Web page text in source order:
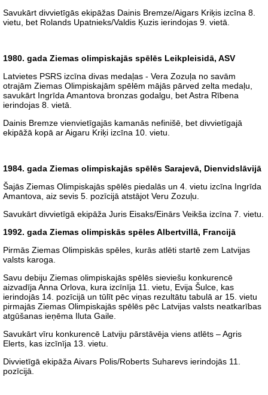
Savukārt divvietīgās ekipāžas Dainis Bremze/Aigars Kriķis izcīna 8.
vietu, bet Rolands Upatnieks/Valdis Ķuzis ierindojas 9. vietā.
1980. gada Ziemas olimpiskajās spēlēs Leikpleisidā, ASV
Latvietes PSRS izcīna divas medaļas - Vera Zozuļa no savām
otrajām Ziemas Olimpiskajām spēlēm mājās pārved zelta medaļu,
savukārt Ingrīda Amantova bronzas godalgu, bet Astra Rībena
ierindojas 8. vietā.
Dainis Bremze vienvietīgajās kamanās nefinišē, bet divvietīgajā
ekipāžā kopā ar Aigaru Kriķi izcīna 10. vietu.
1984. gada Ziemas olimpiskajās spēlēs Sarajevā, Dienvidslāvijā
Šajās Ziemas Olimpiskajās spēlēs piedalās un 4. vietu izcīna Ingrīda
Amantova, aiz sevis 5. pozīcijā atstājot Veru Zozuļu.
Savukārt divvietīgā ekipāža Juris Eisaks/Einārs Veikša izcīna 7. vietu.
1992. gada Ziemas olimpiskās spēles Albertvillā, Francijā
Pirmās Ziemas Olimpiskās spēles, kurās atlēti startē zem Latvijas
valsts karoga.
Savu debiju Ziemas olimpiskajās spēlēs sieviešu konkurencē
aizvadīja Anna Orlova, kura izcīnīja 11. vietu, Evija Šulce, kas
ierindojās 14. pozīcijā un tūlīt pēc viņas rezultātu tabulā ar 15. vietu
pirmajās Ziemas Olimpiskajās spēlēs pēc Latvijas valsts neatkarības
atgūšanas ieņēma Iluta Gaile.
Savukārt vīru konkurencē Latviju pārstāvēja viens atlēts – Agris
Elerts, kas izcīnīja 13. vietu.
Divvietīgā ekipāža Aivars Polis/Roberts Suharevs ierindojās 11.
pozīcijā.